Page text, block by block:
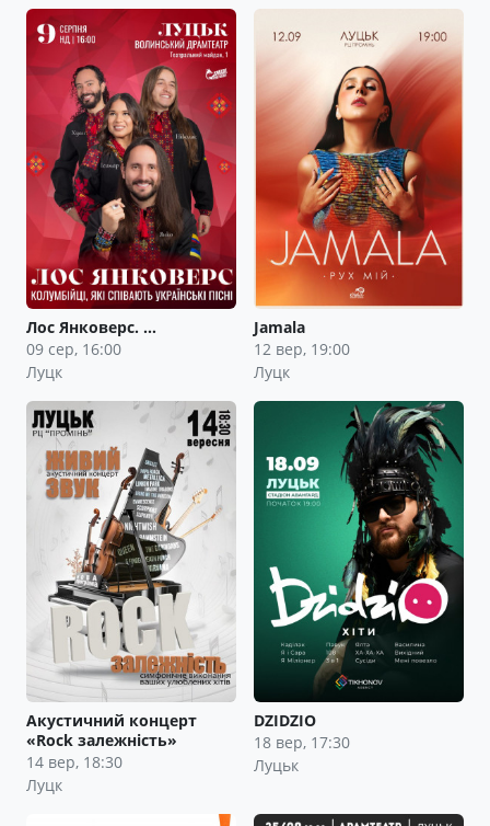
Лос Янковерс. …
09 сер, 16:00
Луцк
Jamala
12 вер, 19:00
Луцк
Акустичний концерт
«Rock залежність»
14 вер, 18:30
Луцк
DZIDZIO
18 вер, 17:30
Луцьк